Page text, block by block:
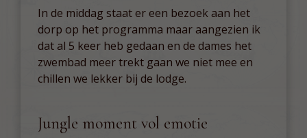
In de middag staat er een bezoek aan het
dorp op het programma maar aangezien ik
dat al 5 keer heb gedaan en de dames het
zwembad meer trekt gaan we niet mee en
chillen we lekker bij de lodge.
Jungle moment vol emotie